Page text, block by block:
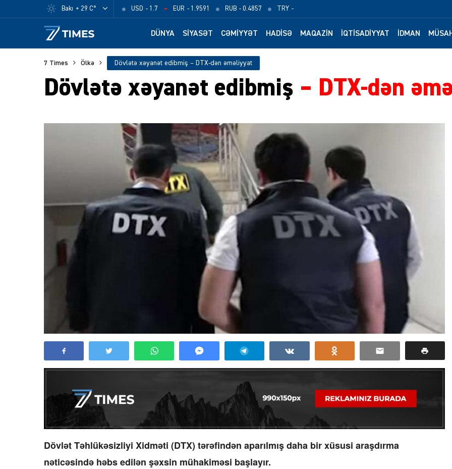
Bakı + 29 C° USD - 1.7 EUR - 1.9591 RUB - 0.4857 TRY -
DÜNYA SIYASƏT CƏMIYYƏT HADISƏ MAQAZIN İQTISADIYYAT İDMAN
7 Times Ölkə Dövlətə xəyanət edibmiş – DTX-dən əməliyyat
Dövlətə xəyanət edibmiş – DTX-dən
Dövlət Təhlükəsizliyi Xidməti (DTX) tərəfindən aparılmış daha bir xüsusi araşdırma
nəticəsində həbs edilən şəxsin mühakiməsi başlayır.